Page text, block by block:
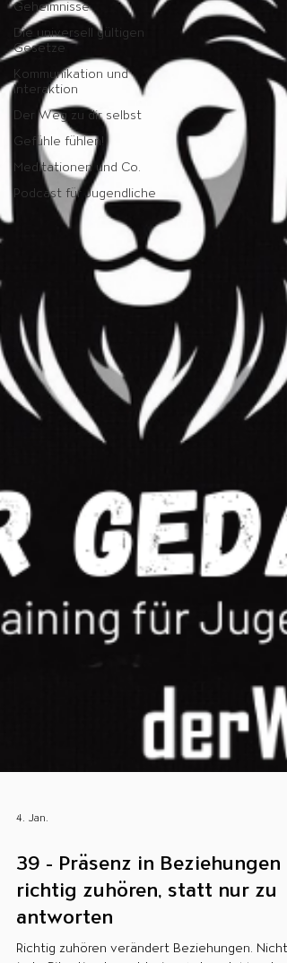
Geheimnisse
Die universell gültigen
Gesetze
Kommunikation und
Interaktion
Der Weg zu dir selbst
Gefühle fühlen!
Meditationen und Co.
Podcast für Jugendliche
39 - Präsenz in Beziehungen –
richtig zuhören, statt nur zu
antworten